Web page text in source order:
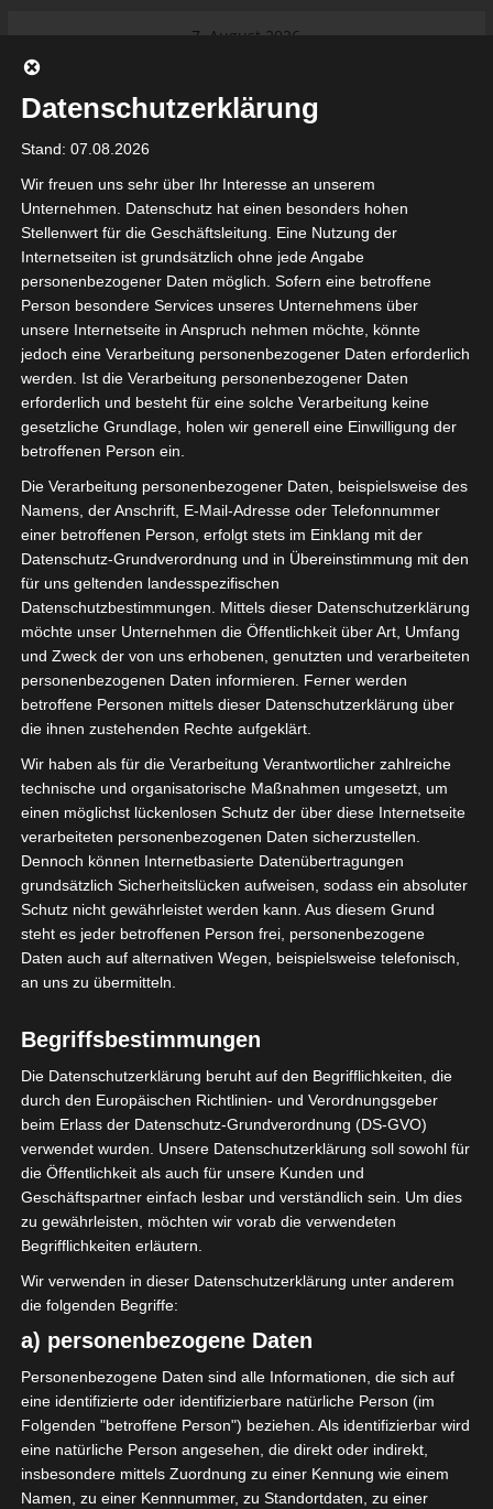
7. August 2026
beginnt am 22. und 23. August
2026 (Update)
Meisterschaft an
Ligue 1 Pro: Spielplan der ersten 15
Spieltage der Saison 2026/2027
Ligue 2 Pro Tunesien 2026/2027 –
Saison beginnt am am 19./20.
September 2026
Internationaler Sportgerichtshof
lehnt Eilverfahren ab – AS Soliman
steuert auf die Ligue 2 zu
tunesienfussball.de
Tunesien Ligafußball
Für die Nutzung von Google Adsense (Google Ireland Limited, Gordon
Barrow Street, Dublin, D04 E5W5, Ireland) benötigen wir laut DSGVO Ihre
Zustimmung. Es werden seitens Google Adsense personenbezogene Daten
erhoben, verarbeitet und gespeichert. Welche Daten genau entnehmen Sie
den Datenschutzbedingungen.
Google Adsenseist deaktiviert. ✓ Erlauben Datenschutzbedingungen
Sie befinden sich hier:Startseite» Union Sportive de
Ben Guerdane (USBG) – Union Sportive de Tataouine
(UST)
6 Apr. 2022-14:00
Meisterschaft Tunesien 2021/22 -
Gruppenphase| Spieltag 12
Union Sportive de
Ben Guerdane
(USBG) 0
Datenschutzerklärung
Stand: 07.08.2026
Wir freuen uns sehr über Ihr Interesse an unserem
Unternehmen. Datenschutz hat einen besonders hohen
Stellenwert für die Geschäftsleitung. Eine Nutzung der
Internetseiten ist grundsätzlich ohne jede Angabe
personenbezogener Daten möglich. Sofern eine betroffene
Person besondere Services unseres Unternehmens über
unsere Internetseite in Anspruch nehmen möchte, könnte
jedoch eine Verarbeitung personenbezogener Daten erforderlich
werden. Ist die Verarbeitung personenbezogener Daten
erforderlich und besteht für eine solche Verarbeitung keine
gesetzliche Grundlage, holen wir generell eine Einwilligung der
betroffenen Person ein.
Die Verarbeitung personenbezogener Daten, beispielsweise des
Namens, der Anschrift, E-Mail-Adresse oder Telefonnummer
einer betroffenen Person, erfolgt stets im Einklang mit der
Datenschutz-Grundverordnung und in Übereinstimmung mit den
für uns geltenden landesspezifischen
Datenschutzbestimmungen. Mittels dieser Datenschutzerklärung
möchte unser Unternehmen die Öffentlichkeit über Art, Umfang
und Zweck der von uns erhobenen, genutzten und verarbeiteten
personenbezogenen Daten informieren. Ferner werden
betroffene Personen mittels dieser Datenschutzerklärung über
die ihnen zustehenden Rechte aufgeklärt.
Wir haben als für die Verarbeitung Verantwortlicher zahlreiche
technische und organisatorische Maßnahmen umgesetzt, um
einen möglichst lückenlosen Schutz der über diese Internetseite
verarbeiteten personenbezogenen Daten sicherzustellen.
Dennoch können Internetbasierte Datenübertragungen
grundsätzlich Sicherheitslücken aufweisen, sodass ein absoluter
Schutz nicht gewährleistet werden kann. Aus diesem Grund
steht es jeder betroffenen Person frei, personenbezogene
Daten auch auf alternativen Wegen, beispielsweise telefonisch,
an uns zu übermitteln.
Begriffsbestimmungen
Die Datenschutzerklärung beruht auf den Begrifflichkeiten, die
durch den Europäischen Richtlinien- und Verordnungsgeber
beim Erlass der Datenschutz-Grundverordnung (DS-GVO)
verwendet wurden. Unsere Datenschutzerklärung soll sowohl für
die Öffentlichkeit als auch für unsere Kunden und
Geschäftspartner einfach lesbar und verständlich sein. Um dies
zu gewährleisten, möchten wir vorab die verwendeten
Begrifflichkeiten erläutern.
Wir verwenden in dieser Datenschutzerklärung unter anderem
die folgenden Begriffe:
a) personenbezogene Daten
Personenbezogene Daten sind alle Informationen, die sich auf
eine identifizierte oder identifizierbare natürliche Person (im
Folgenden "betroffene Person") beziehen. Als identifizierbar wird
eine natürliche Person angesehen, die direkt oder indirekt,
insbesondere mittels Zuordnung zu einer Kennung wie einem
Namen, zu einer Kennnummer, zu Standortdaten, zu einer